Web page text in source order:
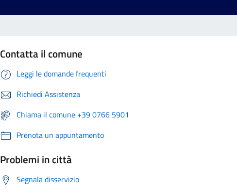
Contatta il comune
Leggi le domande frequenti
Richiedi Assistenza
Chiama il comune +39 0766 5901
Prenota un appuntamento
Problemi in città
Segnala disservizio